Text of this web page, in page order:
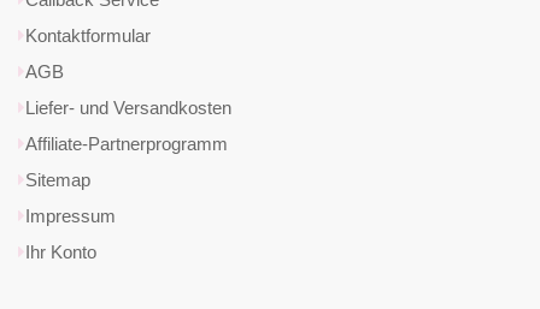
Kontaktformular
AGB
Liefer- und Versandkosten
Affiliate-Partnerprogramm
Sitemap
Impressum
Ihr Konto